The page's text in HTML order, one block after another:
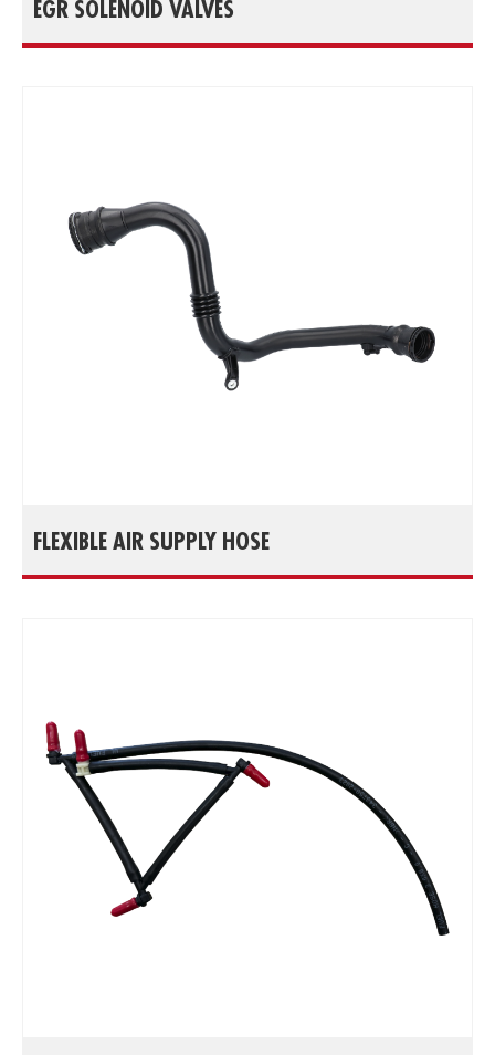
EGR SOLENOID VALVES
FLEXIBLE AIR SUPPLY HOSE